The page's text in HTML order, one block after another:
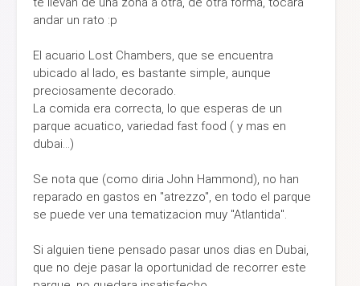
andar un rato :p
El acuario Lost Chambers, que se encuentra
ubicado al lado, es bastante simple, aunque
preciosamente decorado.
La comida era correcta, lo que esperas de un
parque acuatico, variedad fast food ( y mas en
dubai...)
Se nota que (como diria John Hammond), no han
reparado en gastos en "atrezzo", en todo el parque
se puede ver una tematizacion muy "Atlantida".
Si alguien tiene pensado pasar unos dias en Dubai,
que no deje pasar la oportunidad de recorrer este